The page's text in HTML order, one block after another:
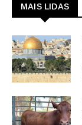
MAIS LIDAS